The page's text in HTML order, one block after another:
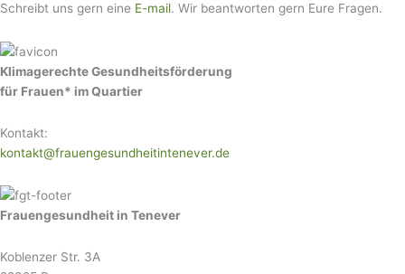
Schreibt uns gern eine E-mail. Wir beantworten gern Eure Fragen.
Klimagerechte Gesundheitsförderung
für Frauen* im Quartier
Kontakt:
kontakt@frauengesundheitintenever.de
Frauengesundheit in Tenever
Koblenzer Str. 3A